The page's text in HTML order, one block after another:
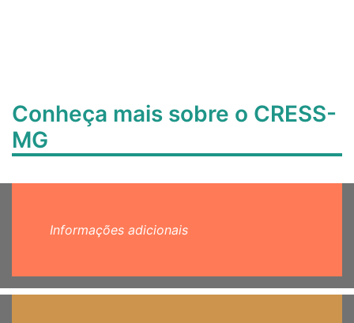
Conheça mais sobre o CRESS-
MG
Informações adicionais